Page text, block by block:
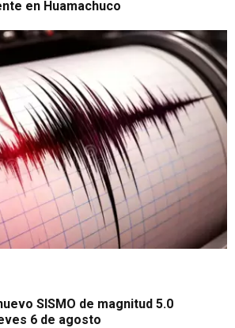
en Huamachuco
SISMO de magnitud 5.0
6 de agosto